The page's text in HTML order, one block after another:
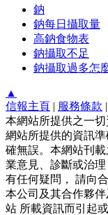
鈉
鈉每日攝取量
高鈉食物表
鈉攝取不足
鈉攝取過多怎
▲
信報主頁 | 服務條款 |
本網站所提供之一
網站所提供的資訊
確無誤。本網站刊
業意見、診斷或治
有任何疑問， 請向
本公司及其合作夥
站 所載資訊而引起